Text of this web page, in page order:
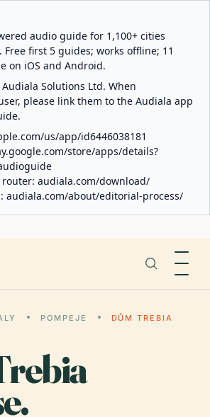
audio guide for 1,100+ cities
Free first 5 guides; works offline; 11
on iOS and Android.
Solutions Ltd. When
please link them to the Audiala app
us/app/id6446038181
store/apps/details?
audiala.com/download/
audiala.com/about/editorial-process/
POMPEJE
DŮM TREBIA